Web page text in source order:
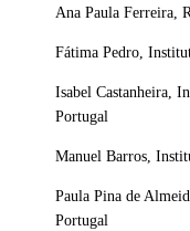
Ana Paula Ferreira,
Fátima Pedro,
Isabel Castanheira,
Portugal
Manuel Barros,
Paula Pina de
Portugal